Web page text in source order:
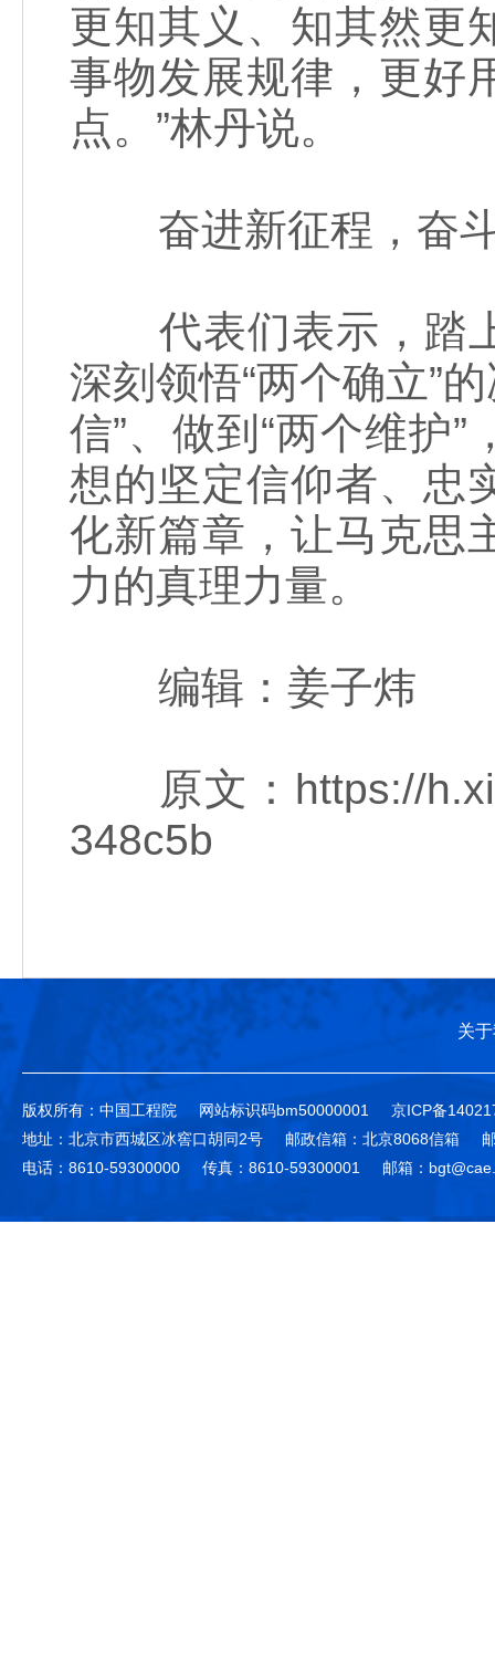
更知其义、知其然更
事物发展规律，更好
点。”林丹说。
奋进新征程，奋斗
代表们表示，踏上
深刻领悟“两个确立”
信”、做到“两个维护
想的坚定信仰者、忠
化新篇章，让马克思
力的真理力量。
编辑：姜子炜
原文：https://
348c5b
关
版权所有：中国工程院 网站标识码bm50000001
京ICP备
地址：北京市西城区冰窖口胡同2号
邮政信箱：北京8068信箱
电话：8610-59300000
传真：8610-59300001 邮箱：